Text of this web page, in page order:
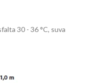
30 - 36 °C, suva